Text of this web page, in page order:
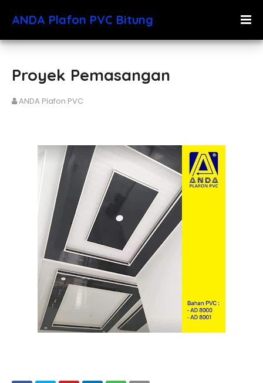
ANDA Plafon PVC Bitung
Proyek Pemasangan
ANDA Plafon PVC